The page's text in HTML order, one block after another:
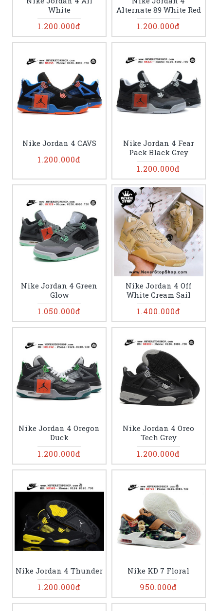
White
1.200.000đ
Alternate 89 White Red
1.200.000đ
Nike Jordan 4 CAVS
1.200.000đ
Nike Jordan 4 Fear
Pack Black Grey
1.200.000đ
Nike Jordan 4 Green
Glow
1.050.000đ
Nike Jordan 4 Off
White Cream Sail
1.400.000đ
Nike Jordan 4 Oregon
Duck
1.200.000đ
Nike Jordan 4 Oreo
Tech Grey
1.200.000đ
Nike Jordan 4 Thunder
1.200.000đ
Nike KD 7 Floral
950.000đ